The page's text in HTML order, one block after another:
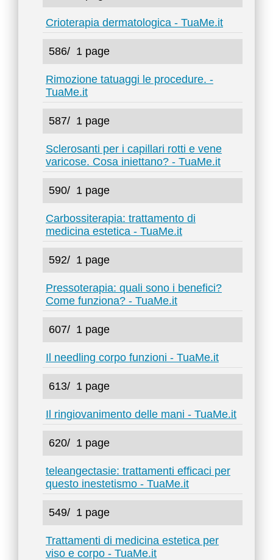
Crioterapia dermatologica - TuaMe.it
586/ 1 page
Rimozione tatuaggi le procedure. -
TuaMe.it
587/ 1 page
Sclerosanti per i capillari rotti e vene
varicose. Cosa iniettano? - TuaMe.it
590/ 1 page
Carbossiterapia: trattamento di
medicina estetica - TuaMe.it
592/ 1 page
Pressoterapia: quali sono i benefici?
Come funziona? - TuaMe.it
607/ 1 page
Il needling corpo funzioni - TuaMe.it
613/ 1 page
Il ringiovanimento delle mani - TuaMe.it
620/ 1 page
teleangectasie: trattamenti efficaci per
questo inestetismo - TuaMe.it
549/ 1 page
Trattamenti di medicina estetica per
viso e corpo - TuaMe.it